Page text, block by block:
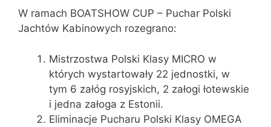
W ramach BOATSHOW CUP – Puchar Polski
Jachtów Kabinowych rozegrano:
Mistrzostwa Polski Klasy MICRO w
których wystartowały 22 jednostki, w
tym 6 załóg rosyjskich, 2 załogi łotewskie
i jedna załoga z Estonii.
Eliminacje Pucharu Polski Klasy OMEGA